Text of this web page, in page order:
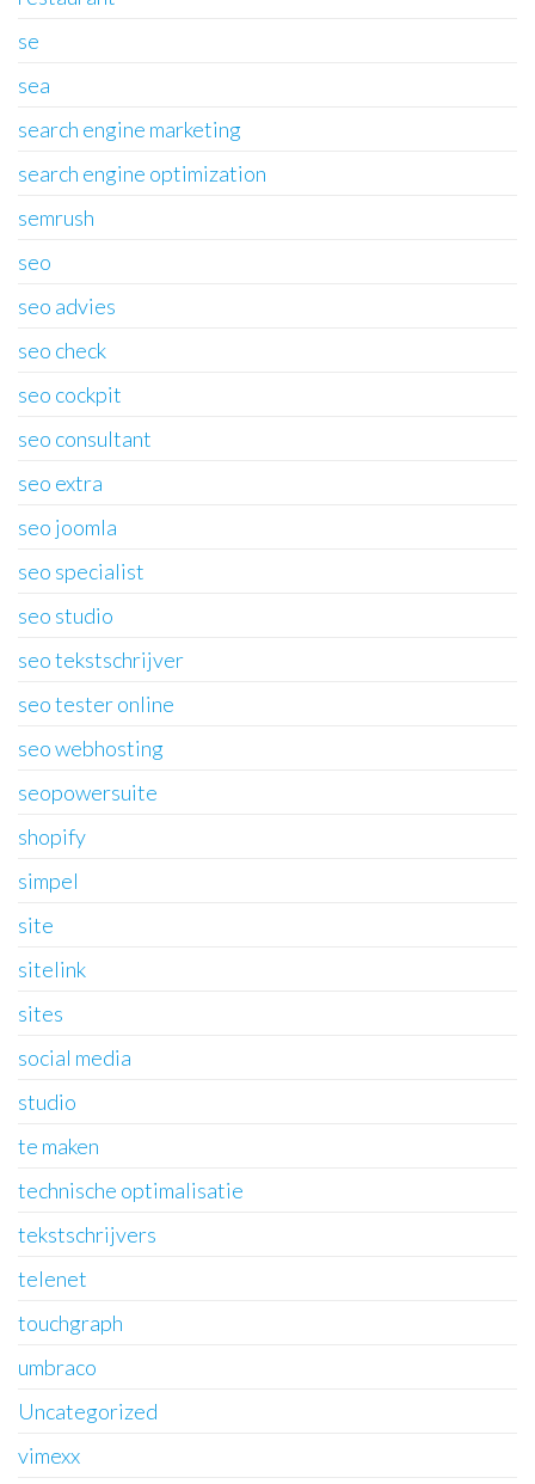
se
sea
search engine marketing
search engine optimization
semrush
seo
seo advies
seo check
seo cockpit
seo consultant
seo extra
seo joomla
seo specialist
seo studio
seo tekstschrijver
seo tester online
seo webhosting
seopowersuite
shopify
simpel
site
sitelink
sites
social media
studio
te maken
technische optimalisatie
tekstschrijvers
telenet
touchgraph
umbraco
Uncategorized
vimexx